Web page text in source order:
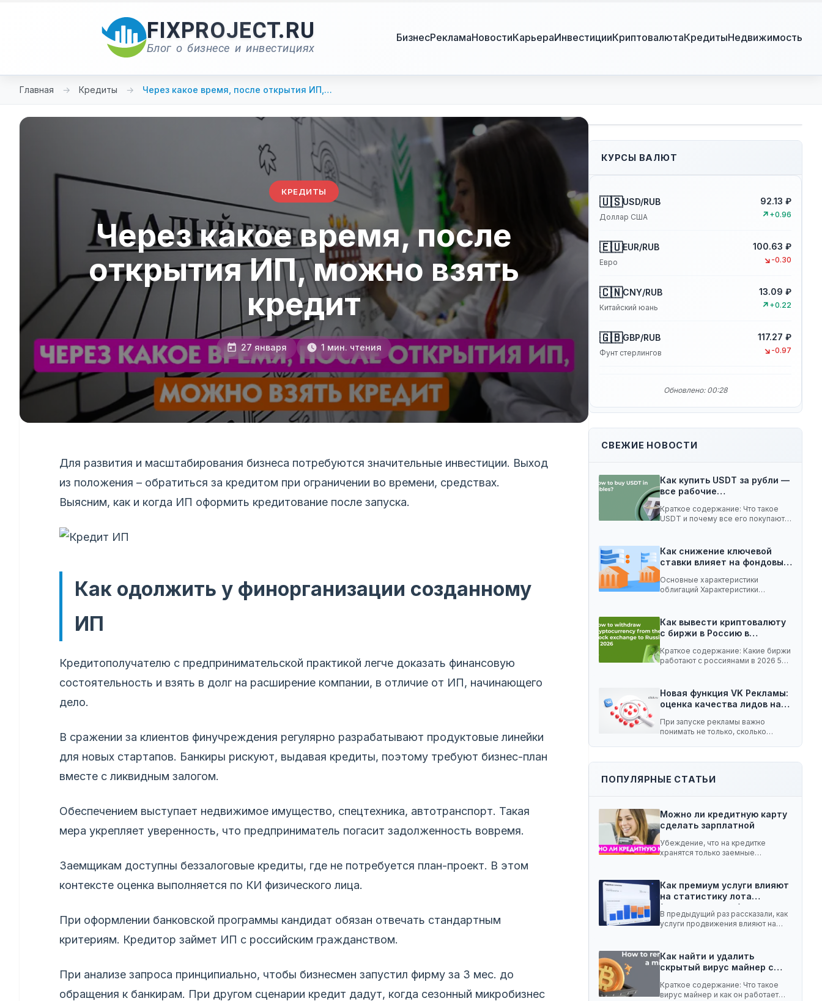
FIXPROJECT.RU
Блог о бизнесе и инвестициях
БизнесРекламаНовостиКарьераИнвестицииКриптовалютаКредитыНедвижимость
Главная → Кредиты → Через какое время, после открытия ИП,…
КРЕДИТЫ
Через какое время, после
открытия ИП, можно взять
кредит
27 января 1 мин. чтения
Для развития и масштабирования бизнеса потребуются значительные инвестиции. Выход
из положения – обратиться за кредитом при ограничении во времени, средствах.
Выясним, как и когда ИП оформить кредитование после запуска.
Как одолжить у финорганизации созданному
ИП
Кредитополучателю с предпринимательской практикой легче доказать финансовую
состоятельность и взять в долг на расширение компании, в отличие от ИП, начинающего
дело.
В сражении за клиентов финучреждения регулярно разрабатывают продуктовые линейки
для новых стартапов. Банкиры рискуют, выдавая кредиты, поэтому требуют бизнес-план
вместе с ликвидным залогом.
Обеспечением выступает недвижимое имущество, спецтехника, автотранспорт. Такая
мера укрепляет уверенность, что предприниматель погасит задолженность вовремя.
Заемщикам доступны беззалоговые кредиты, где не потребуется план-проект. В этом
контексте оценка выполняется по КИ физического лица.
При оформлении банковской программы кандидат обязан отвечать стандартным
критериям. Кредитор займет ИП с российским гражданством.
При анализе запроса принципиально, чтобы бизнесмен запустил фирму за 3 мес. до
обращения к банкирам. При другом сценарии кредит дадут, когда сезонный микробизнес
КУРСЫ ВАЛЮТ
🇺🇸USD/RUB
Доллар США
92.13 ₽
↗ +0.96
🇪🇺EUR/RUB
Евро
100.63 ₽
↘ -0.30
🇨🇳CNY/RUB
Китайский юань
13.09 ₽
↗ +0.22
🇬🇧GBP/RUB
Фунт стерлингов
117.27 ₽
↘ -0.97
Обновлено: 00:28
СВЕЖИЕ НОВОСТИ
Как купить USDT за рубли —
все рабочие…
Краткое содержание: Что такое
USDT и почему все его покупают 5
Как снижение ключевой
ставки влияет на фондовый
Основные характеристики
облигаций Характеристики
ключевой…
Как вывести криптовалюту
с биржи в Россию в…
Краткое содержание: Какие биржи
работают с россиянами в 2026 5
Новая функция VK Рекламы:
оценка качества лидов на…
При запуске рекламы важно
понимать не только, сколько
ПОПУЛЯРНЫЕ СТАТЬИ
Можно ли кредитную карту
сделать зарплатной
Убеждение, что на кредитке
хранятся только заемные
Как премиум услуги влияют
на статистику лота
(телеграм-канал)
В предыдущий раз рассказали, как
услуги продвижения влияют на
Как найти и удалить
скрытый вирус майнер с…
Краткое содержание: Что такое
вирус майнер и как он работает